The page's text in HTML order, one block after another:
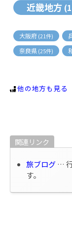
近畿地方
大阪府(21件)
奈良県(25件)
他の地方も見る
関連リンク
旅ブログ…
す。